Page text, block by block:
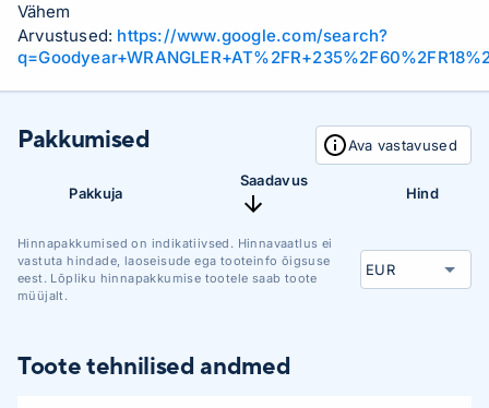
Vähem
Arvustused: https://www.google.com/search?
Pakkumised Ava vastavused
Pakkuja
Saadavus
Hind
Hinnapakkumised on indikatiivsed. Hinnavaatlus ei
vastuta hindade, laoseisude ega tooteinfo õigsuse
eest. Lõpliku hinnapakkumise tootele saab toote
müüjalt.
Toote tehnilised andmed